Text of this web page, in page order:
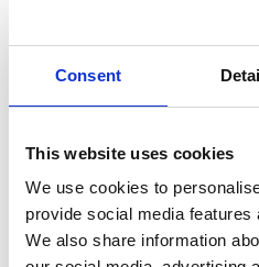
Consent
This website uses cookies
We use cookies to
provide social media
We also share information